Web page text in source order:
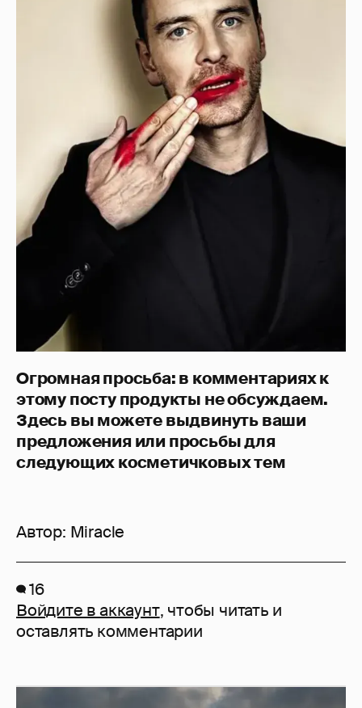
Огромная просьба: в комментариях к
этому посту продукты не обсуждаем.
Здесь вы можете выдвинуть ваши
предложения или просьбы для
следующих косметичковых тем
Автор: Miracle
16
Войдите в аккаунт, чтобы читать и
оставлять комментарии